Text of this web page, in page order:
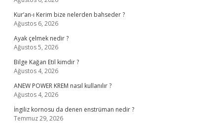
Kur’an-ı Kerim bize nelerden bahseder ?
Ağustos 6, 2026
Ayak çelmek nedir ?
Ağustos 5, 2026
Bilge Kağan Etil kimdir ?
Ağustos 4, 2026
ANEW POWER KREM nasıl kullanılır ?
Ağustos 4, 2026
İngiliz kornosu da denen enstrüman nedir ?
Temmuz 29, 2026